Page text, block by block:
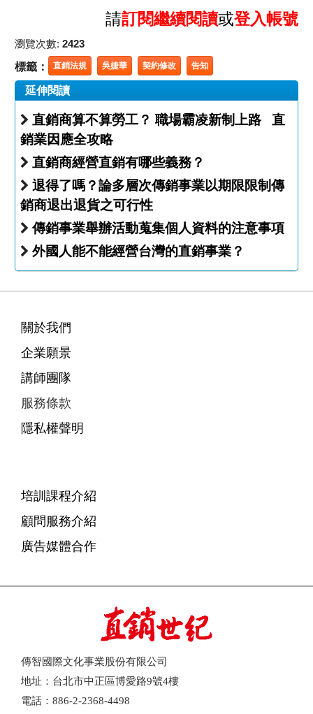
請訂閱繼續閱讀或登入帳號
瀏覽次數: 2423
標籤： 直銷法規 吳婕華 契約修改 告知
延伸閱讀
直銷商算不算勞工？ 職場霸凌新制上路 直
銷業因應全攻略
直銷商經營直銷有哪些義務？
退得了嗎？論多層次傳銷事業以期限限制傳
銷商退出退貨之可行性
傳銷事業舉辦活動蒐集個人資料的注意事項
外國人能不能經營台灣的直銷事業？
關於我們
企業願景
講師團隊
服務條款
隱私權聲明
培訓課程介紹
顧問服務介紹
廣告媒體合作
傳智國際文化事業股份有限公司
地址：台北市中正區博愛路9號4樓
電話：886-2-2368-4498